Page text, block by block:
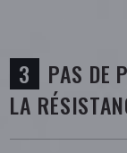
PAS DE
LA